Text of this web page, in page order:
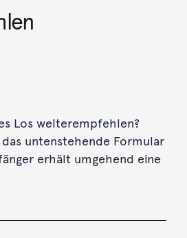
Los weiterempfehlen?
untenstehende Formular
erhält umgehend eine